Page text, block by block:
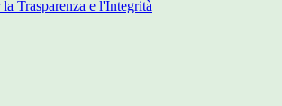
Trasparenza e l'Integrità